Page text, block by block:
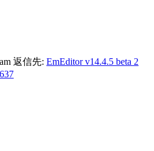
返信先: EmEditor v14.4.5 beta 2